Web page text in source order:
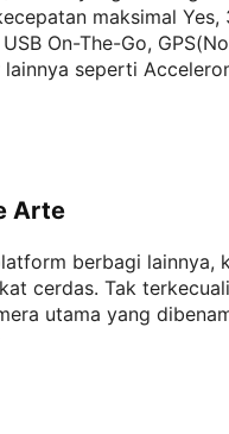
maksimal
On-The-Go,
seperti
Arte
berbagi lainnya,
cerdas. Tak
utama yang